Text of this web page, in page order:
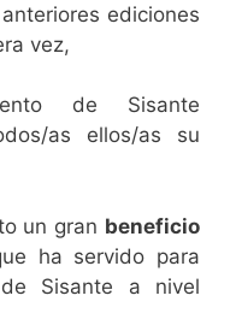
ediciones
vez,
de Sisante
as ellos/as su
un gran beneficio
ha servido para
Sisante a nivel